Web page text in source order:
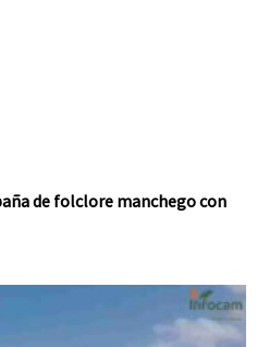
de folclore manchego con